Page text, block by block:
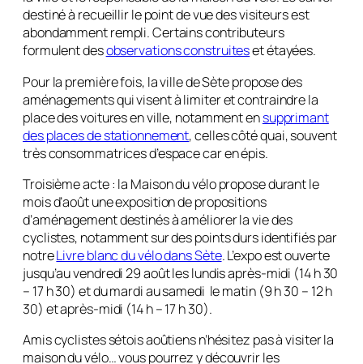
destiné à recueillir le point de vue des visiteurs est
abondamment rempli. Certains contributeurs
formulent desobservations construiteset étayées.
Pour la première fois, la ville de Sète propose des
aménagements qui visent à limiter et contraindre la
place des voitures en ville, notamment ensupprimant
des places de stationnement, celles côté quai, souvent
très consommatrices d’espace car en épis.
Troisième acte: la Maison du vélo propose durant le
mois d’août une exposition de propositions
d’aménagement destinés à améliorer la vie des
cyclistes, notamment sur des points durs identifiés par
notreLivre blanc du vélo dans Sète. L’expo est ouverte
jusqu’au vendredi 29 août les lundis après-midi (14 h 30
– 17 h 30) et du mardi au samedi le matin (9 h 30 – 12 h
30) et après-midi (14 h – 17 h 30).
Amis cyclistes sétois aoûtiens n’hésitez pas à visiter la
maison du vélo… vous pourrez y découvrir les